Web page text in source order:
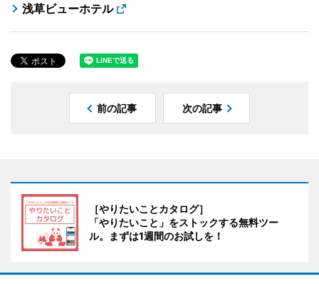
浅草ビューホテル
前の記事 次の記事
［やりたいことカタログ］
「やりたいこと」をストックする無料ツー
ル。まずは1週間のお試しを！